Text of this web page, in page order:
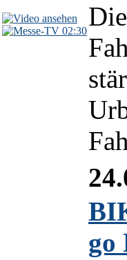
02:30
go